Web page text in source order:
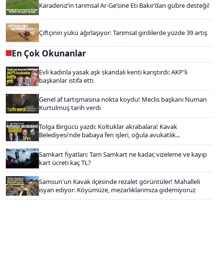
Karadeniz’in tarımsal Ar-Ge’sine Eti Bakır’dan gübre desteği!
Çiftçinin yükü ağırlaşıyor: Tarımsal girdilerde yüzde 39 artış
En Çok Okunanlar
Evli kadınla yasak aşk skandalı kenti karıştırdı: AKP'li
başkanlar istifa etti
Genel af tartışmasına nokta koydu! Meclis başkanı Numan
Kurtulmuş tarih verdi
Tolga Birgücü yazdı: Koltuklar akrabalara! Kavak
Belediyesi'nde babaya fen işleri, oğula avukatlık...
Samkart fiyatları: Tam Samkart ne kadar, vizeleme ve kayıp
kart ücreti kaç TL?
Samsun'un Kavak ilçesinde rezalet görüntüler! Mahalleli
isyan ediyor: Köyümüze, mezarlıklarımıza gidemiyoruz